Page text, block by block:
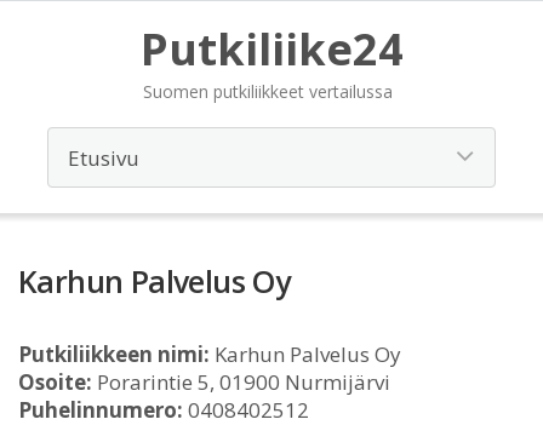
Putkiliike24
Suomen putkiliikkeet vertailussa
Karhun Palvelus Oy
Putkiliikkeen nimi: Karhun Palvelus Oy
Osoite: Porarintie 5, 01900 Nurmijärvi
Puhelinnumero: 0408402512